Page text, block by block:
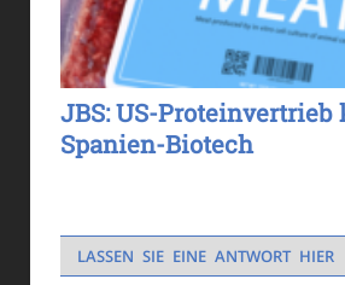
JBS: US-Proteinvertrieb
Spanien-Biotech
LASSEN SIE EINE ANTWORT HIER